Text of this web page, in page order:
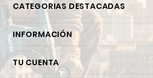
CATEGORIAS DESTACADAS
INFORMACIÓN
TU CUENTA